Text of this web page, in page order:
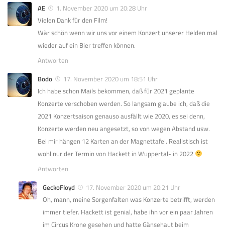
AE
1. November 2020 um 20:28 Uhr
Vielen Dank für den Film!
Wär schön wenn wir uns vor einem Konzert unserer Helden mal
wieder auf ein Bier treffen können.
Antworten
Bodo
17. November 2020 um 18:51 Uhr
Ich habe schon Mails bekommen, daß für 2021 geplante
Konzerte verschoben werden. So langsam glaube ich, daß die
2021 Konzertsaison genauso ausfällt wie 2020, es sei denn,
Konzerte werden neu angesetzt, so von wegen Abstand usw.
Bei mir hängen 12 Karten an der Magnettafel. Realistisch ist
wohl nur der Termin von Hackett in Wuppertal- in 2022
Antworten
GeckoFloyd
17. November 2020 um 20:21 Uhr
Oh, mann, meine Sorgenfalten was Konzerte betrifft, werden
immer tiefer. Hackett ist genial, habe ihn vor ein paar Jahren
im Circus Krone gesehen und hatte Gänsehaut beim